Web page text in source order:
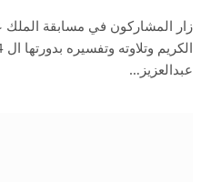
زار المشاركون في مسابقة الملك
عبدالعزيز…